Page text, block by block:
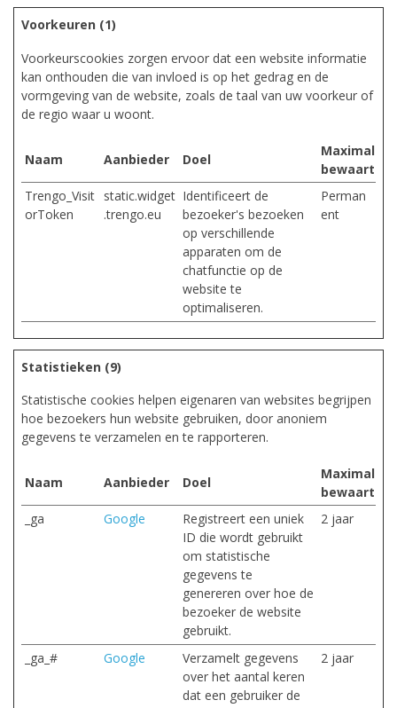
Voorkeuren (1)
Voorkeurscookies zorgen ervoor dat een website informatie
kan onthouden die van invloed is op het gedrag en de
vormgeving van de website, zoals de taal van uw voorkeur of
de regio waar u woont.
Naam Aanbieder Doel
Maximale
Trengo_Visit
orToken
static.widget
.trengo.eu
Identificeert de
bezoeker's bezoeken
op verschillende
apparaten om de
chatfunctie op de
website te
optimaliseren.
Perman
ent
Statistieken (9)
Statistische cookies helpen eigenaren van websites begrijpen
hoe bezoekers hun website gebruiken, door anoniem
gegevens te verzamelen en te rapporteren.
Naam Aanbieder Doel
Maximale
_ga
Google
Registreert een uniek
ID die wordt gebruikt
om statistische
gegevens te
genereren over hoe de
bezoeker de website
gebruikt.
2 jaar
_ga_# Google
Verzamelt gegevens
over het aantal keren
dat een gebruiker de
2 jaar